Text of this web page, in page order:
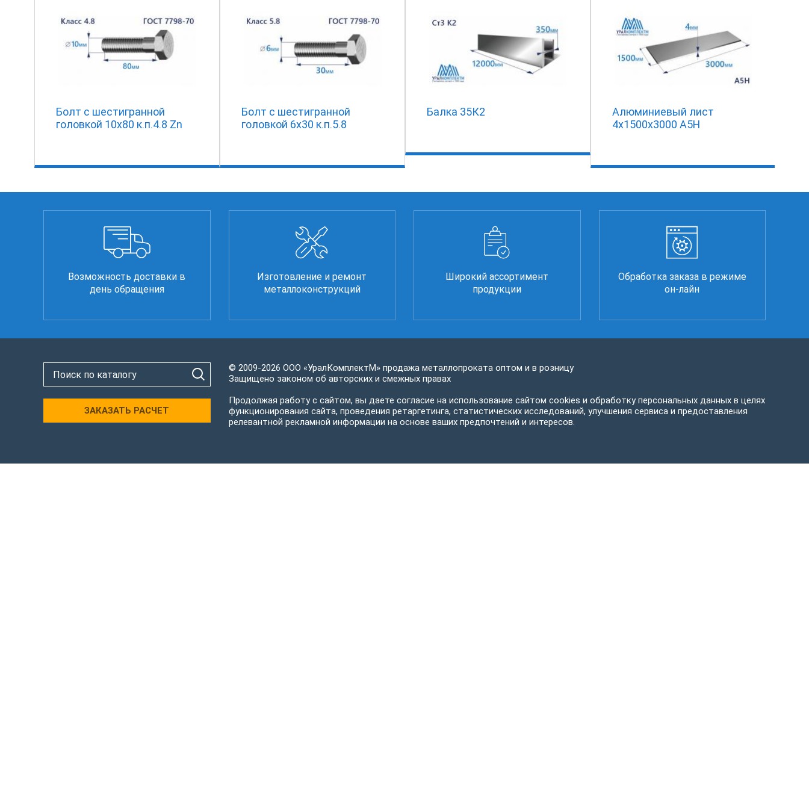
Болт с шестигранной
головкой 10х80 к.п.4.8 Zn
Болт с шестигранной
головкой 6х30 к.п.5.8
Балка 35К2
Алюминиевый лист
4х1500х3000 А5Н
Возможность доставки в
день обращения
Изготовление и ремонт
металлоконструкций
Широкий ассортимент
продукции
Обработка заказа в режиме
он-лайн
ЗАКАЗАТЬ РАСЧЕТ
© 2009-2026 ООО «УралКомплектМ» продажа металлопроката оптом и в розницу
Защищено законом об авторских и смежных правах
Продолжая работу с сайтом, вы даете согласие на использование сайтом cookies и обработку персональных данных в целях
функционирования сайта, проведения ретаргетинга, статистических исследований, улучшения сервиса и предоставления
релевантной рекламной информации на основе ваших предпочтений и интересов.